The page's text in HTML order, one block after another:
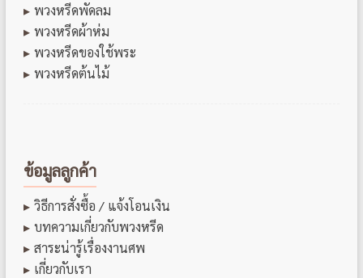
พวงหรีดพัดลม
พวงหรีดผ้าห่ม
พวงหรีดของใช้พระ
พวงหรีดต้นไม้
ข้อมูลลูกค้า
วิธีการสั่งซื้อ / แจ้งโอนเงิน
บทความเกี่ยวกับพวงหรีด
สาระน่ารู้เรื่องงานศพ
เกี่ยวกับเรา